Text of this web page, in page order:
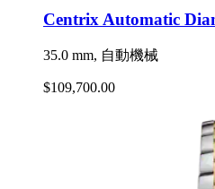
Centrix Automatic
35.0 mm, 自動機械
$109,700.00